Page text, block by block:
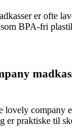
er ofte
BPA-fri
lovely company
er praktiske til